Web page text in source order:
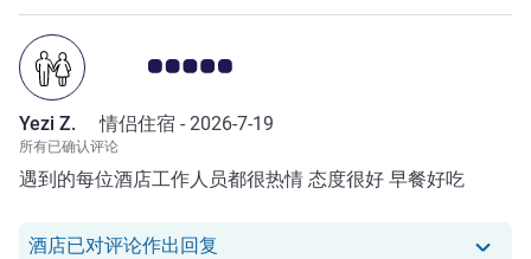
客户意见评级 5.0/5
Yezi Z. 情侣住宿 - 2026-7-19
所有已确认评论
遇到的每位酒店工作人员都很热情 态度很好 早餐好吃
酒店已对评论作出回复 我们酒店已对 Yezi Z. 的评论作出回复